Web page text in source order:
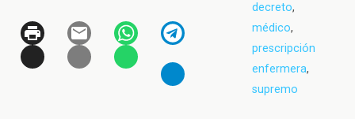
decreto,
médico,
prescripción
enfermera,
supremo